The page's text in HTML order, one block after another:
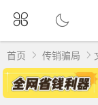
首页 传销骗局